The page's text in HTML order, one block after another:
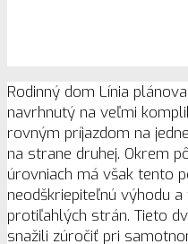
Rodinný dom Línia
navrhnutý na veľmi
rovným príjazdom na
na strane druhej. Okrem
úrovniach má však tento
neodškriepiteľnú výhodu
protiľahlých strán. Tieto
snažili zúročiť pri